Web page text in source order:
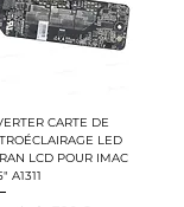
CARTE DE
LED
LCD POUR IMAC
A1311